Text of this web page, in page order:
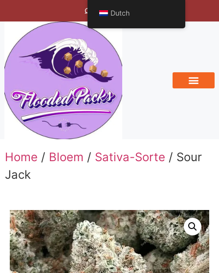
Bengals Vineyard
Home / Bloem / Sativa-Sorte / Sour
Jack
Dutch